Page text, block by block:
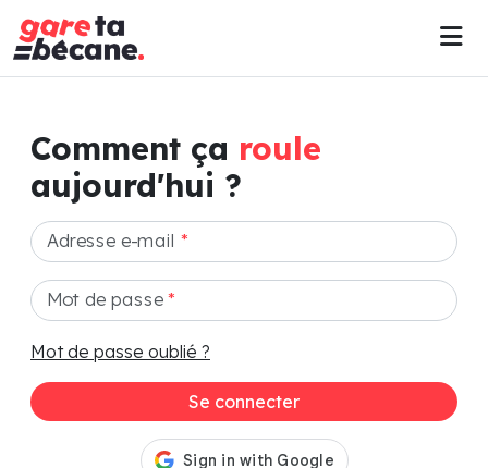
Comment ça roule
aujourd'hui ?
Adresse e-mail *
Mot de passe*
Mot de passe oublié ?
Se connecter